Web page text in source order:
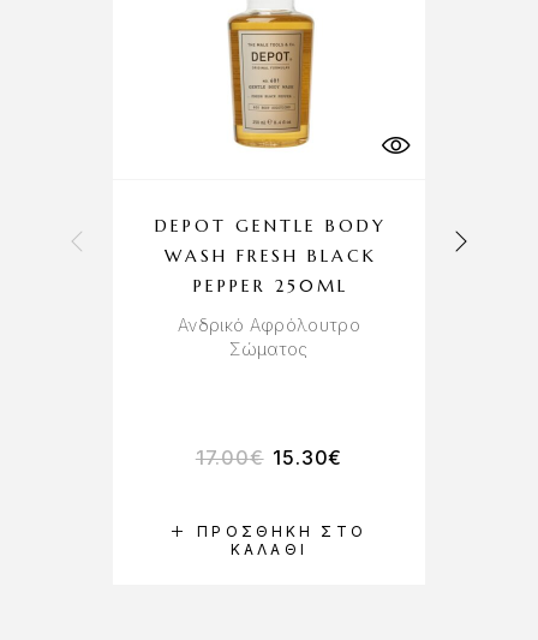
ΠΡΟΣΘΉΚΗ ΣΤΟ
ΚΑΛΆΘΙ
DEPOT GENTLE BODY
WASH FRESH BLACK
PEPPER 250ML
Ανδρικό Αφρόλουτρο
Σώματος
17.00€ 15.30€